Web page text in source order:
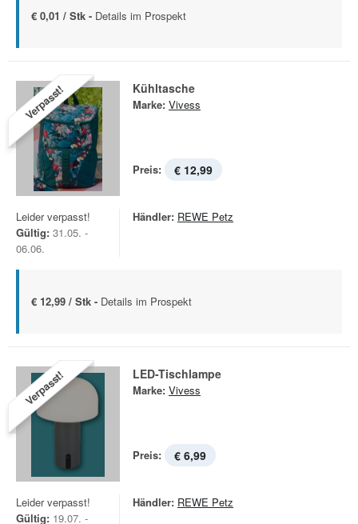
€ 0,01 / Stk - Details im Prospekt
Verpasst! Kühltasche
Marke: Vivess
Preis: € 12,99
Leider verpasst!
Gültig: 31.05. -
06.06.
Händler: REWE Petz
€ 12,99 / Stk - Details im Prospekt
Verpasst! LED-Tischlampe
Marke: Vivess
Preis: € 6,99
Leider verpasst!
Gültig: 19.07. -
Händler: REWE Petz